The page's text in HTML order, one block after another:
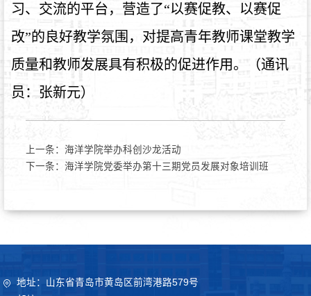
习、交流的平台，营造了“以赛促教、以赛促
改”的良好教学氛围，对提高青年教师课堂教学
质量和教师发展具有积极的促进作用。（通讯
员：张新元）
上一条： 海洋学院举办科创沙龙活动
下一条： 海洋学院党委举办第十三期党员发展对象培训班
地址：山东省青岛市黄岛区前湾港路579号